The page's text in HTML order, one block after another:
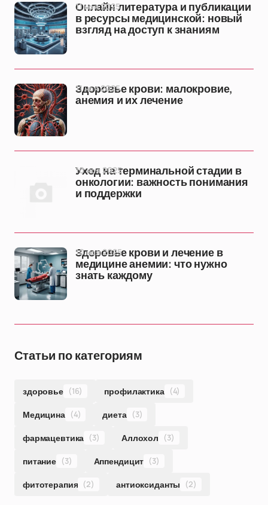
Онлайн литература и публикации
в ресурсы медицинской: новый
взгляд на доступ к знаниям
11 ноя 2025
Здоровье крови: малокровие,
анемия и их лечение
11 ноя 2025
Уход на терминальной стадии в
онкологии: важность понимания
и поддержки
10 ноя 2025
Здоровье крови и лечение в
медицине анемии: что нужно
знать каждому
10 ноя 2025
Статьи по категориям
здоровье (16) профилактика (4)
Медицина (4) диета (3)
фармацевтика (3) Аллохол (3)
питание (3) Аппендицит (3)
фитотерапия (2) антиоксиданты (2)